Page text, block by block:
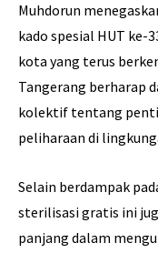
Muhdorun
kado spesial HUT ke-
kota yang terus
Tangerang berharap
kolektif tentang
peliharaan di
Selain berdampak
sterilisasi gratis ini
panjang dalam